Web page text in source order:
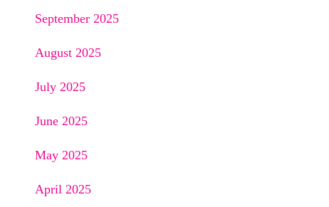
September 2025
August 2025
July 2025
June 2025
May 2025
April 2025